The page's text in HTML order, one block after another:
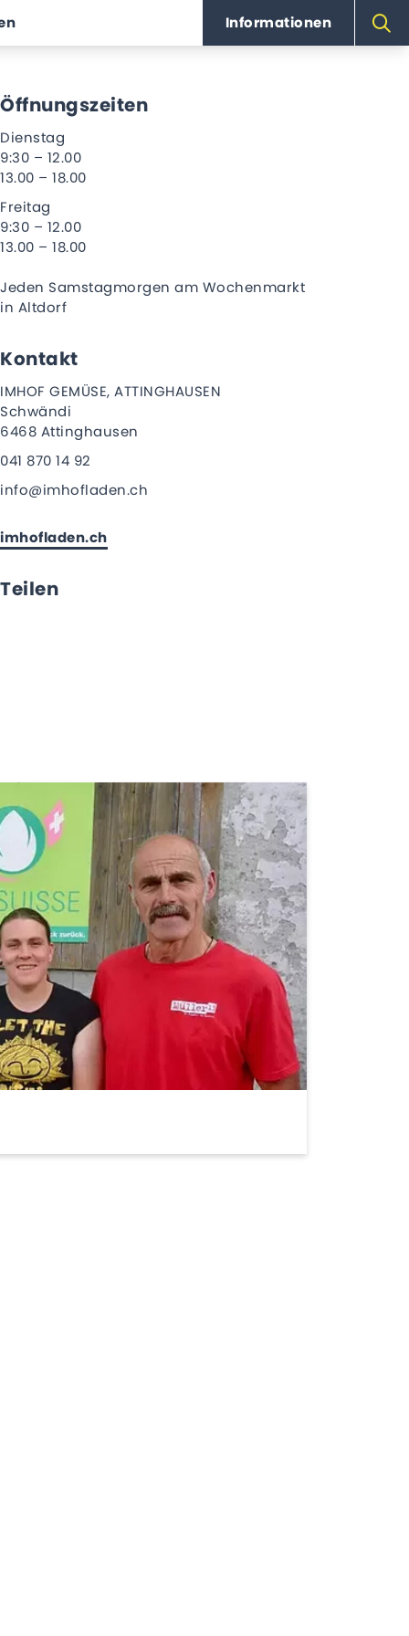
Informationen
Öffnungszeiten
Dienstag
9:30 – 12.00
13.00 – 18.00
Freitag
9:30 – 12.00
13.00 – 18.00
Jeden Samstagmorgen am Wochenmarkt
in Altdorf
Kontakt
IMHOF GEMÜSE, ATTINGHAUSEN
Schwändi
6468 Attinghausen
041 870 14 92
info@imhofladen.ch
imhofladen.ch
Teilen